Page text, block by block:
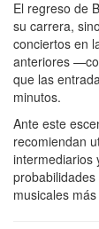
El regreso de
su carrera,
conciertos en
anteriores
que las
minutos.
Ante este
recomiendan
intermediarios
musicales